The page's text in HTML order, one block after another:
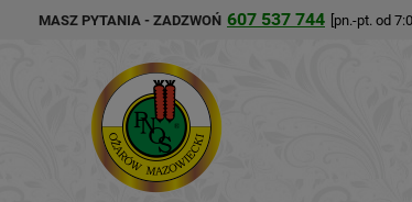
MASZ PYTANIA - ZADZWOŃ 607 537 744 [pn.-pt. od